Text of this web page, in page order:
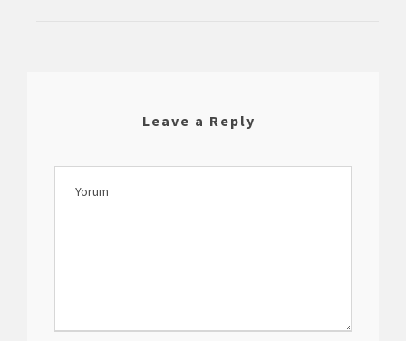
Leave a Reply